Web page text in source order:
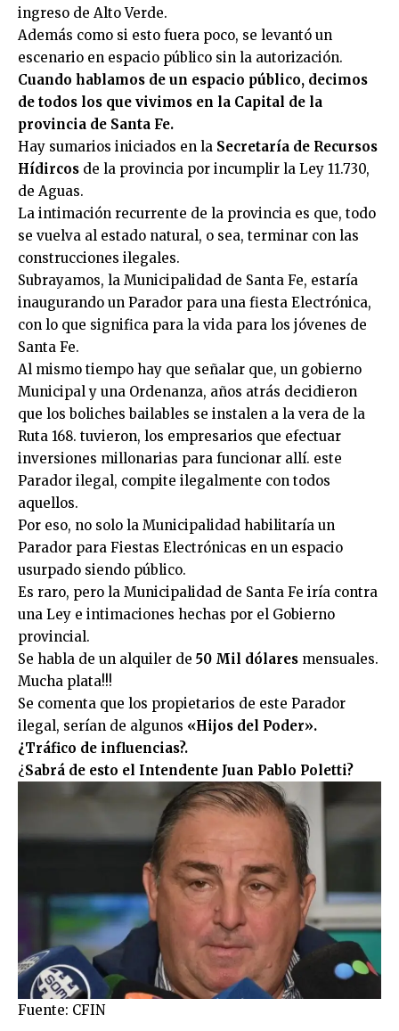
ingreso de Alto Verde.
Además como si esto fuera poco, se levantó un
escenario en espacio público sin la autorización.
Cuando hablamos de un espacio público, decimos
de todos los que vivimos en la Capital de la
provincia de Santa Fe.
Hay sumarios iniciados en la Secretaría de Recursos
Hídircos de la provincia por incumplir la Ley 11.730,
de Aguas.
La intimación recurrente de la provincia es que, todo
se vuelva al estado natural, o sea, terminar con las
construcciones ilegales.
Subrayamos, la Municipalidad de Santa Fe, estaría
inaugurando un Parador para una fiesta Electrónica,
con lo que significa para la vida para los jóvenes de
Santa Fe.
Al mismo tiempo hay que señalar que, un gobierno
Municipal y una Ordenanza, años atrás decidieron
que los boliches bailables se instalen a la vera de la
Ruta 168. tuvieron, los empresarios que efectuar
inversiones millonarias para funcionar allí. este
Parador ilegal, compite ilegalmente con todos
aquellos.
Por eso, no solo la Municipalidad habilitaría un
Parador para Fiestas Electrónicas en un espacio
usurpado siendo público.
Es raro, pero la Municipalidad de Santa Fe iría contra
una Ley e intimaciones hechas por el Gobierno
provincial.
Se habla de un alquiler de 50 Mil dólares mensuales.
Mucha plata!!!
Se comenta que los propietarios de este Parador
ilegal, serían de algunos «Hijos del Poder».
¿Tráfico de influencias?.
¿Sabrá de esto el Intendente Juan Pablo Poletti?
Fuente: CFIN